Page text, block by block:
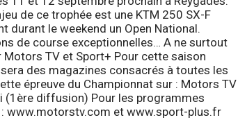
de ce trophée est une KTM 250 SX-F
durant le weekend un Open National.
de course exceptionnelles… A ne surtout
Motors TV et Sport+ Pour cette saison
des magazines consacrés à toutes les
épreuve du Championnat sur : Motors TV
(1ère diffusion) Pour les programmes
www.motorstv.com et www.sport-plus.fr